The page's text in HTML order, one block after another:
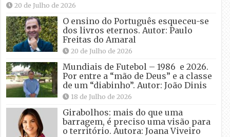
20 de Julho de 2026
O ensino do Português esqueceu-se
dos livros eternos. Autor: Paulo
Freitas do Amaral
20 de Julho de 2026
Mundiais de Futebol – 1986 e 2026.
Por entre a “mão de Deus” e a classe
de um “diabinho”. Autor: João Dinis
18 de Julho de 2026
Girabolhos: mais do que uma
barragem, é preciso uma visão para
o território. Autora: Joana Viveiro